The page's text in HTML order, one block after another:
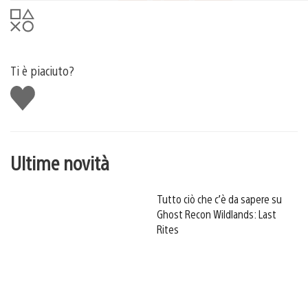
Ti è piaciuto?
Mi
piace
Ultime novità
Tutto ciò che c’è da sapere su
Ghost Recon Wildlands: Last
Rites